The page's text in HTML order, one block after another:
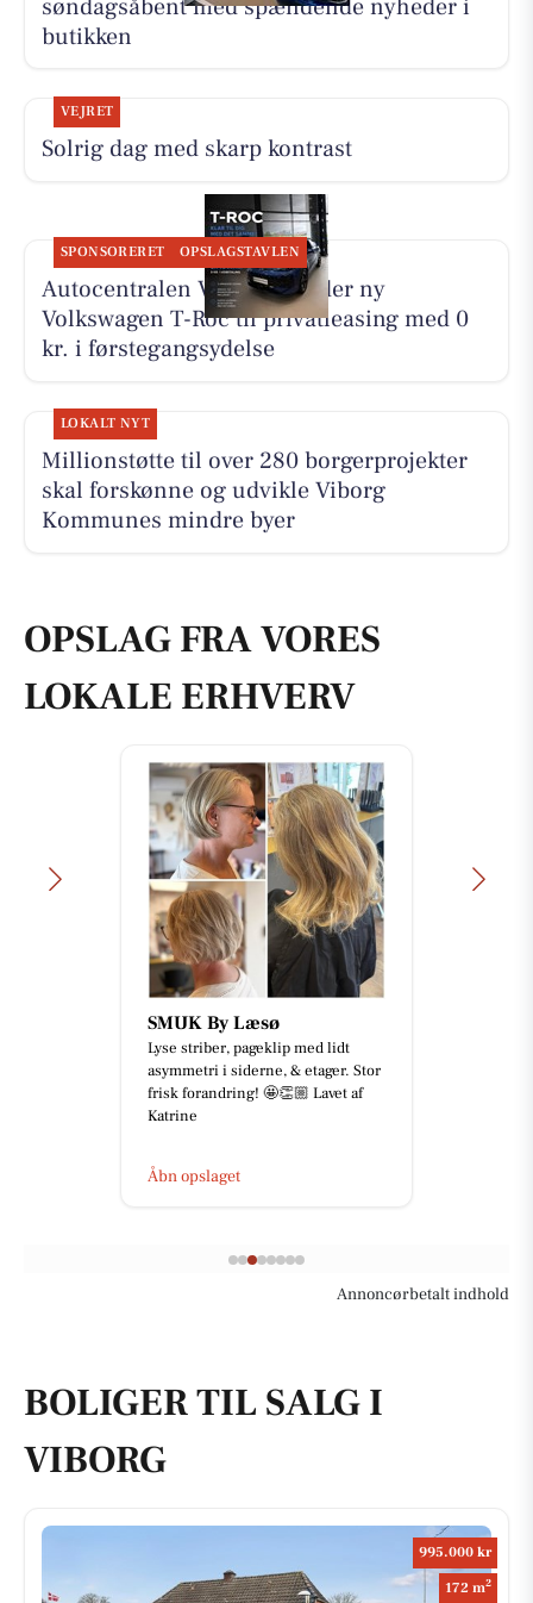
søndagsåbent med spændende nyheder i
butikken
VEJRET
Solrig dag med skarp kontrast
SPONSORERET OPSLAGSTAVLEN
Autocentralen Viborg tilbyder ny
Volkswagen T-Roc til privatleasing med 0
kr. i førstegangsydelse
LOKALT NYT
Millionstøtte til over 280 borgerprojekter
skal forskønne og udvikle Viborg
Kommunes mindre byer
OPSLAG FRA VORES
LOKALE ERHVERV
SMUK By Læsø
Lyse striber, pageklip med lidt
asymmetri i siderne, & etager. Stor
frisk forandring! 🤩👏🏼 Lavet af
Katrine
Åbn opslaget
Annoncørbetalt indhold
BOLIGER TIL SALG I
VIBORG
995.000 kr
172 m2